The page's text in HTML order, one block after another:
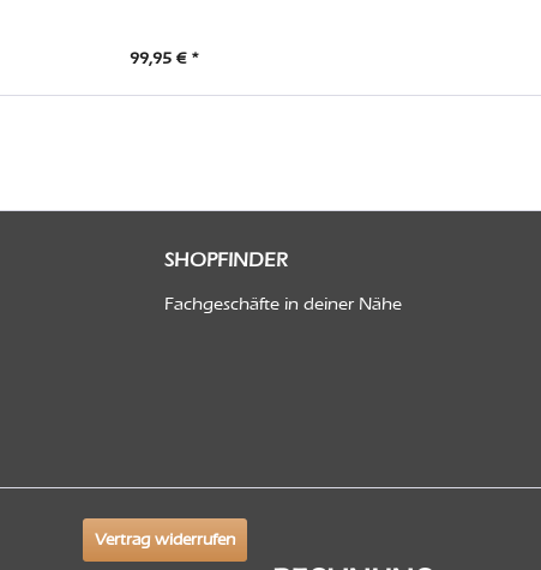
99,95 € *
SHOPFINDER
Fachgeschäfte in deiner Nähe
Vertrag widerrufen